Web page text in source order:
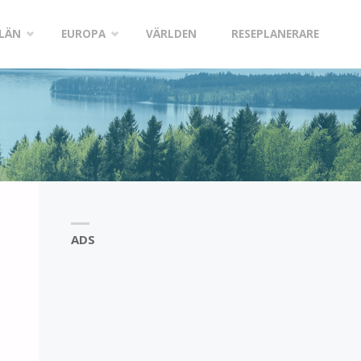
LÄN EUROPA VÄRLDEN RESEPLANERARE
ADS